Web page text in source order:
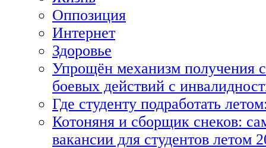
Оппозиция
Интернет
Здоровье
Упрощён механизм получения
боевых действий с
Где студенту подработать
Котоняня и сборщик снеков:
вакансии для студентов летом